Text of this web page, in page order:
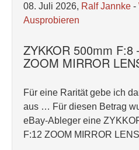
08. Juli 2026, Ralf Jannke -
Ausprobieren
ZYKKOR 500mm
ZOOM MIRROR
Für eine Rarität gebe ich
aus … Für diesen Betrag
eBay-Ableger eine
F:12 ZOOM MIRROR